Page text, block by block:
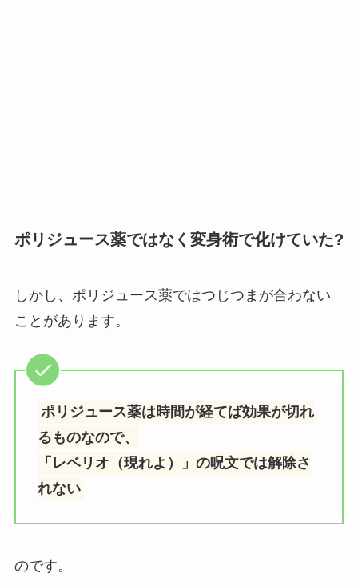
ポリジュース薬ではなく変身術で化けていた?
しかし、ポリジュース薬ではつじつまが合わない
ことがあります。
ポリジュース薬は時間が経てば効果が切れ
るものなので、
「レベリオ（現れよ）」の呪文では解除さ
れない
のです。